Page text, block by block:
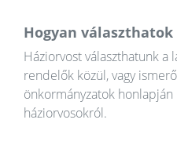
Hogyan
Háziorvost választhatunk
rendelők közül, vagy
önkormányzatok
háziorvosokról.